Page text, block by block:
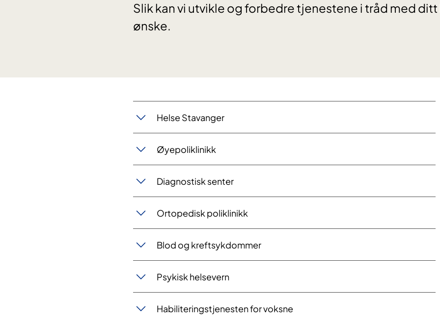
Slik kan vi utvikle og forbedre tjenestene i tråd med
ønske.
Helse Stavanger
Øyepoliklinikk
Diagnostisk senter
Ortopedisk poliklinikk
Blod og kreftsykdommer
Psykisk helsevern
Habiliteringstjenesten for voksne